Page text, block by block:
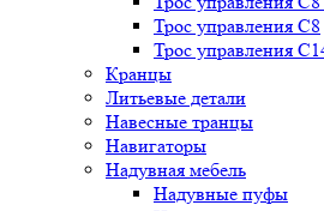
Трос управления C8
Трос управления
Кранцы
Литьевые детали
Навесные транцы
Навигаторы
Надувная мебель
Надувные пуфы